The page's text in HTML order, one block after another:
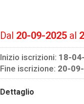
Dal 20-09-2025 al
Inizio iscrizioni: 18-
Fine iscrizione: 20-
Dettaglio